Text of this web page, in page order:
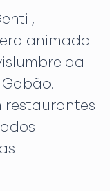
animada
da
restaurantes